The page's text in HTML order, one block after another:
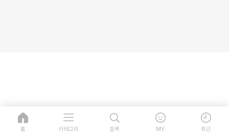
홈 카테고리 검색 MY 최근